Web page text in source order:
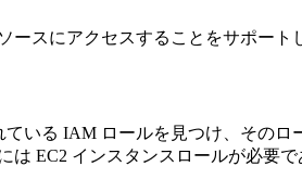
スにアクセスすることをサポート
いる IAM ロールを見つけ、その
EC2 インスタンスロールが必要